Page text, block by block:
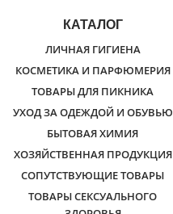
КАТАЛОГ
ЛИЧНАЯ ГИГИЕНА
КОСМЕТИКА И ПАРФЮМЕРИЯ
ТОВАРЫ ДЛЯ ПИКНИКА
УХОД ЗА ОДЕЖДОЙ И ОБУВЬЮ
БЫТОВАЯ ХИМИЯ
ХОЗЯЙСТВЕННАЯ ПРОДУКЦИЯ
СОПУТСТВУЮЩИЕ ТОВАРЫ
ТОВАРЫ СЕКСУАЛЬНОГО